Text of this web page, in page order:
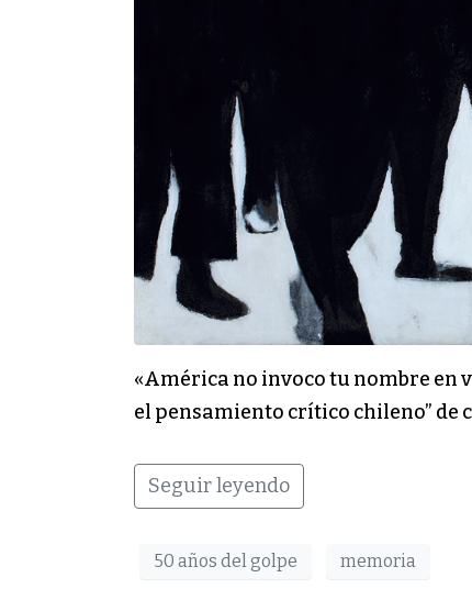
«América no invoco tu nombre en
el pensamiento crítico chileno” de
Seguir leyendo
50 años del golpe memoria